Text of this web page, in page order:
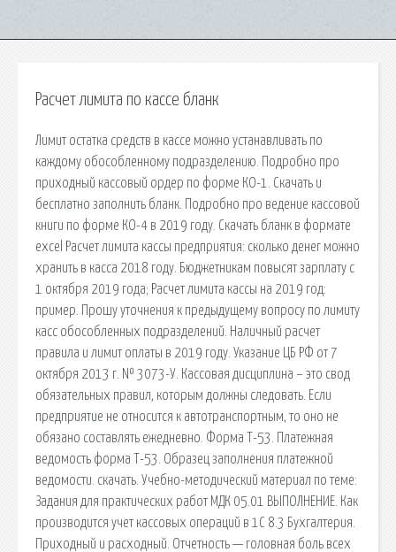
Расчет лимита по кассе бланк
Лимит остатка средств в кассе можно устанавливать по
каждому обособленному подразделению. Подробно про
приходный кассовый ордер по форме КО-1. Скачать и
бесплатно заполнить бланк. Подробно про ведение кассовой
книги по форме КО-4 в 2019 году. Скачать бланк в формате
excel Расчет лимита кассы предприятия: сколько денег можно
хранить в касса 2018 году. Бюджетникам повысят зарплату с
1 октября 2019 года; Расчет лимита кассы на 2019 год:
пример. Прошу уточнения к предыдущему вопросу по лимиту
касс обособленных подразделений. Наличный расчет
правила и лимит оплаты в 2019 году. Указание ЦБ РФ от 7
октября 2013 г. № 3073-У. Кассовая дисциплина – это свод
обязательных правил, которым должны следовать. Если
предприятие не относится к автотранспортным, то оно не
обязано составлять ежедневно. Форма Т-53. Платежная
ведомость форма Т-53. Образец заполнения платежной
ведомости. cкачать. Учебно-методический материал по теме:
Задания для практических работ МДК 05.01 ВЫПОЛНЕНИЕ. Как
производится учет кассовых операций в 1С 8.3 Бухгалтерия.
Приходный и расходный. Отчетность — головная боль всех